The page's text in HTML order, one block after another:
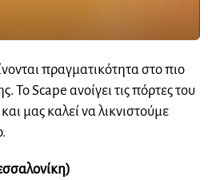
πραγματικότητα στο πιο
Το Scape ανοίγει τις πόρτες του
μας καλεί να λικνιστούμε